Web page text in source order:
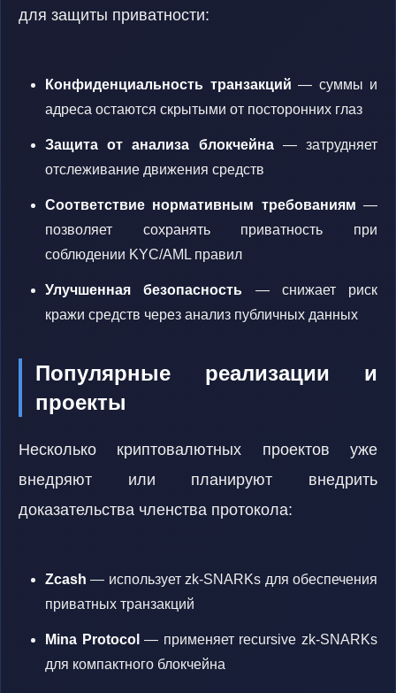
для защиты приватности:
Конфиденциальность транзакций — суммы и
адреса остаются скрытыми от посторонних глаз
Защита от анализа блокчейна— затрудняет
отслеживание движения средств
Соответствие нормативным требованиям —
позволяет сохранять приватность при
соблюдении KYC/AML правил
Улучшенная безопасность — снижает риск
кражи средств через анализ публичных данных
Популярные реализации и
проекты
Несколько криптовалютных проектов уже
внедряют или планируют внедрить
доказательства членства протокола:
Zcash — использует zk-SNARKs для обеспечения
приватных транзакций
Mina Protocol — применяет recursive zk-SNARKs
для компактного блокчейна